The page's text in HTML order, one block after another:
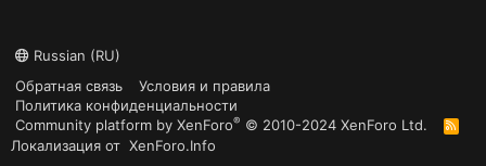
Russian (RU)
Обратная связь
Условия и правила
Политика конфиденциальности
Community platform by XenForo® © 2010-2024 XenForo Ltd.
R
S
Локализация от XenForo.Info